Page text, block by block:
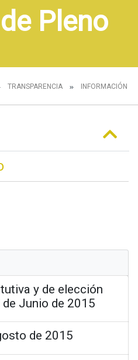
Pleno
TRANSPARENCIA INFORMACIÓN
y de elección
Junio de 2015
de 2015